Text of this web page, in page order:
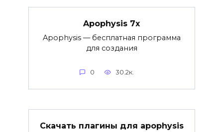
Apophysis 7x
Apophysis — бесплатная программа
для создания
0 30.2к.
Скачать плагины для apophysis